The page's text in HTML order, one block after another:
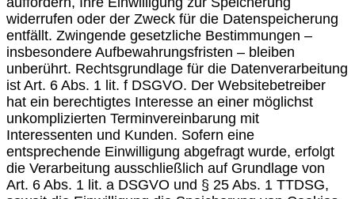
widerrufen oder der Zweck für die Datenspeicherung
entfällt. Zwingende gesetzliche Bestimmungen –
insbesondere Aufbewahrungsfristen – bleiben
unberührt. Rechtsgrundlage für die Datenverarbeitung
ist Art. 6 Abs. 1 lit. f DSGVO. Der Websitebetreiber
hat ein berechtigtes Interesse an einer möglichst
unkomplizierten Terminvereinbarung mit
Interessenten und Kunden. Sofern eine
entsprechende Einwilligung abgefragt wurde, erfolgt
die Verarbeitung ausschließlich auf Grundlage von
Art. 6 Abs. 1 lit. a DSGVO und § 25 Abs. 1 TTDSG,